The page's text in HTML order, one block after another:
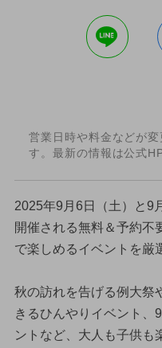
営業日時や料金などが
す。最新の情報は公式
2025年9月6日（土）と9
開催される無料＆予約不
で楽しめるイベントを厳
秋の訪れを告げる例大祭
きるひんやりイベント、
ントなど、大人も子供も